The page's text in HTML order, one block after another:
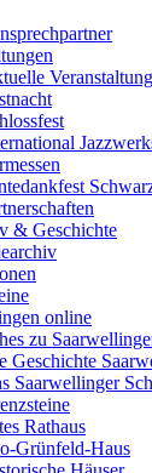
& Geschichte
online
zu
Geschichte
Saarwellinger
Rathaus
Grünfeld-Haus